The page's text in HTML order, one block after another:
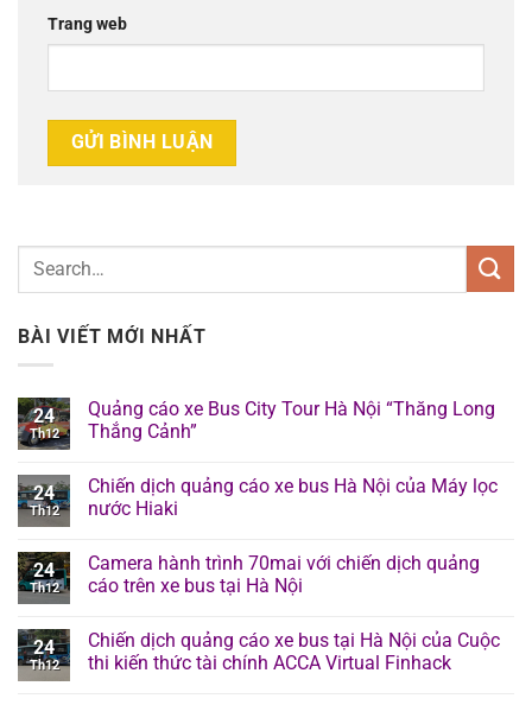
Trang web
BÀI VIẾT MỚI NHẤT
24
Th12
Quảng cáo xe Bus City Tour Hà Nội “Thăng Long
Thắng Cảnh”
24
Th12
Chiến dịch quảng cáo xe bus Hà Nội của Máy lọc
nước Hiaki
24
Th12
Camera hành trình 70mai với chiến dịch quảng
cáo trên xe bus tại Hà Nội
24
Th12
Chiến dịch quảng cáo xe bus tại Hà Nội của Cuộc
thi kiến thức tài chính ACCA Virtual Finhack